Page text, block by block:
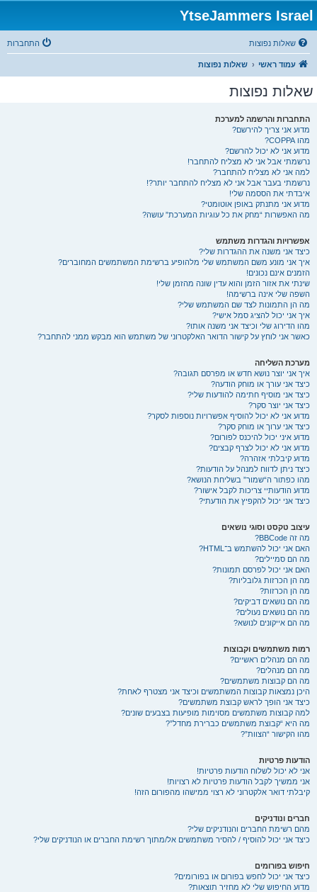
YtseJammers Israel
שאלות נפוצות התחברות
עמוד ראשי שאלות נפוצות
שאלות נפוצות
התחברות והרשמה למערכת
מדוע אני צריך להירשם?
מהו COPPA?
מדוע אני לא יכול להרשם?
נרשמתי אבל אני לא מצליח להתחבר!
למה אני לא מצליח להתחבר?
נרשמתי בעבר אבל אני לא מצליח להתחבר יותר?!
איבדתי את הססמה שלי!
מדוע אני מתנתק באופן אוטומטי?
מה האפשרות “מחק את כל עוגיות המערכת” עושה?
אפשרויות והגדרות משתמש
כיצד אני משנה את ההגדרות שלי?
איך אני מונע משם המשתמש שלי מלהופיע ברשימת המשתמשים המחוברים?
הזמנים אינם נכונים!
שינתי את אזור הזמן והוא עדין שונה מהזמן שלי!
השפה שלי אינה ברשימה!
מה הן התמונות לצד שם המשתמש שלי?
איך אני יכול להציג סמל אישי?
מהו הדירוג שלי וכיצד אני משנה אותו?
כאשר אני לוחץ על קישור הדואר האלקטרוני של משתמש הוא מבקש ממני להתחבר?
מערכת השליחה
איך אני יוצר נושא חדש או מפרסם תגובה?
כיצד אני עורך או מוחק הודעה?
כיצד אני מוסיף חתימה להודעות שלי?
כיצד אני יוצר סקר?
מדוע אני לא יכול להוסיף אפשרויות נוספות לסקר?
כיצד אני ערוך או מוחק סקר?
מדוע איני יכול להיכנס לפורום?
מדוע אני לא יכול לצרף קבצים?
מדוע קיבלתי אזהרה?
כיצד ניתן לדווח למנהל על הודעות?
מהו כפתור ה“שמור” בשליחת הנושא?
מדוע הודעותיי צריכות לקבל אישור?
כיצד אני יכול להקפיץ את הודעתי?
עיצוב טקסט וסוגי נושאים
מה זה BBCode?
האם אני יכול להשתמש ב־HTML?
מה הם סמיילים?
האם אני יכול לפרסם תמונות?
מה הן הכרזות גלובליות?
מה הן הכרזות?
מה הם נושאים דביקים?
מה הם נושאים נעולים?
מה הם אייקונים לנושא?
רמות משתמשים וקבוצות
מה הם מנהלים ראשיים?
מה הם מנהלים?
מה הם קבוצות משתמשים?
היכן נמצאות קבוצות המשתמשים וכיצד אני מצטרף לאחת?
כיצד אני הופך לראש קבוצת משתמשים?
למה קבוצות משתמשים מסוימות מופיעות בצבעים שונים?
מה היא “קבוצת משתמשים כברירת מחדל”?
מהו הקישור “הצוות”?
הודעות פרטיות
אני לא יכול לשלוח הודעות פרטיות!
אני ממשיך לקבל הודעות פרטיות לא רצויות!
קיבלתי דואר אלקטרוני לא רצוי ממישהו מהפורום הזה!
חברים ונודניקים
מהם רשימת החברים והנודניקים שלי?
כיצד אני יכול להוסיף / להסיר משתמשים אל/מתוך רשימת החברים או הנודניקים שלי?
חיפוש בפורומים
כיצד אני יכול לחפש בפורום או בפורומים?
מדוע החיפוש שלי לא מחזיר תוצאות?